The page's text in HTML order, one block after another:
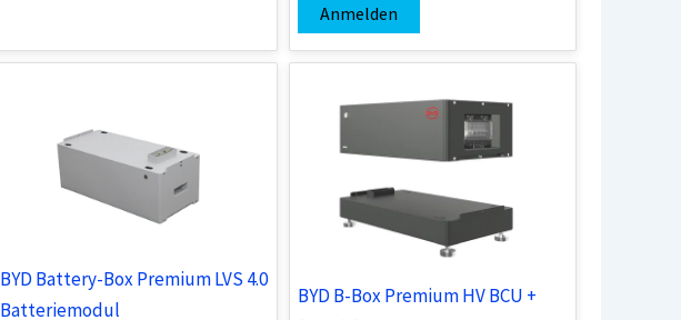
Anmelden
BYD Battery-Box Premium LVS 4.0
Batteriemodul
BYD B-Box Premium HV BCU +